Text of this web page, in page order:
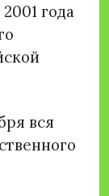
года
вся